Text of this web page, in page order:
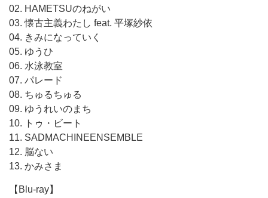
02. HAMETSUのねがい
03. 懐古主義わたし feat. 平塚紗依
04. きみになっていく
05. ゆうひ
06. 水泳教室
07. パレード
08. ちゅるちゅる
09. ゆうれいのまち
10. トゥ・ビート
11. SADMACHINEENSEMBLE
12. 脳ない
13. かみさま
【Blu-ray】